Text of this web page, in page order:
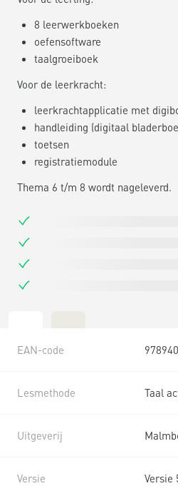
8 leerwerkboeken
oefensoftware
taalgroeiboek
Voor de leerkracht:
leerkrachtapplicatie met
handleiding (digitaal
toetsen
registratiemodule
Thema 6 t/m 8 wordt nageleverd.
EAN-code
Lesmethode Taal
Uitgeverij
Versie Versie